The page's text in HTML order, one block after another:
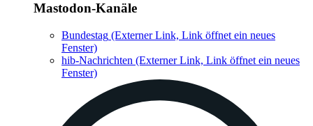
Mastodon-Kanäle
Bundestag (Externer Link, Link öffnet ein neues
Fenster)
hib-Nachrichten (Externer Link, Link öffnet ein neues
Fenster)